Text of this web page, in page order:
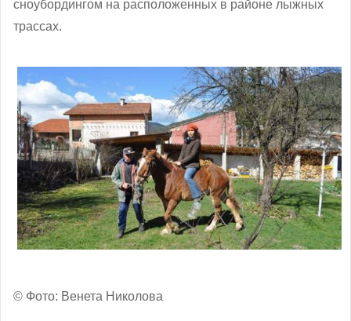
сноубордингом на расположенных в районе лыжных
трассах.
© Фото: Венета Николова